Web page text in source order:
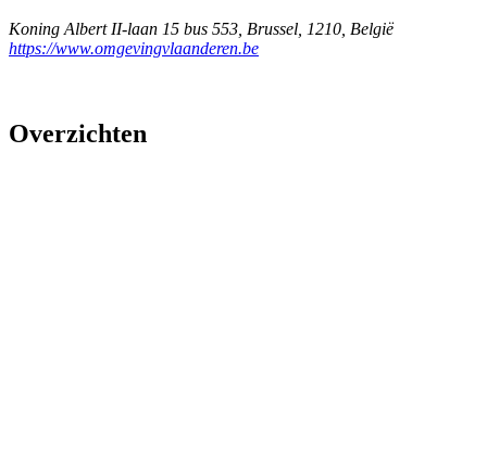
Koning Albert II-laan 15 bus 553 Brussel 1210 België
https://www.omgevingvlaanderen.be
Overzichten